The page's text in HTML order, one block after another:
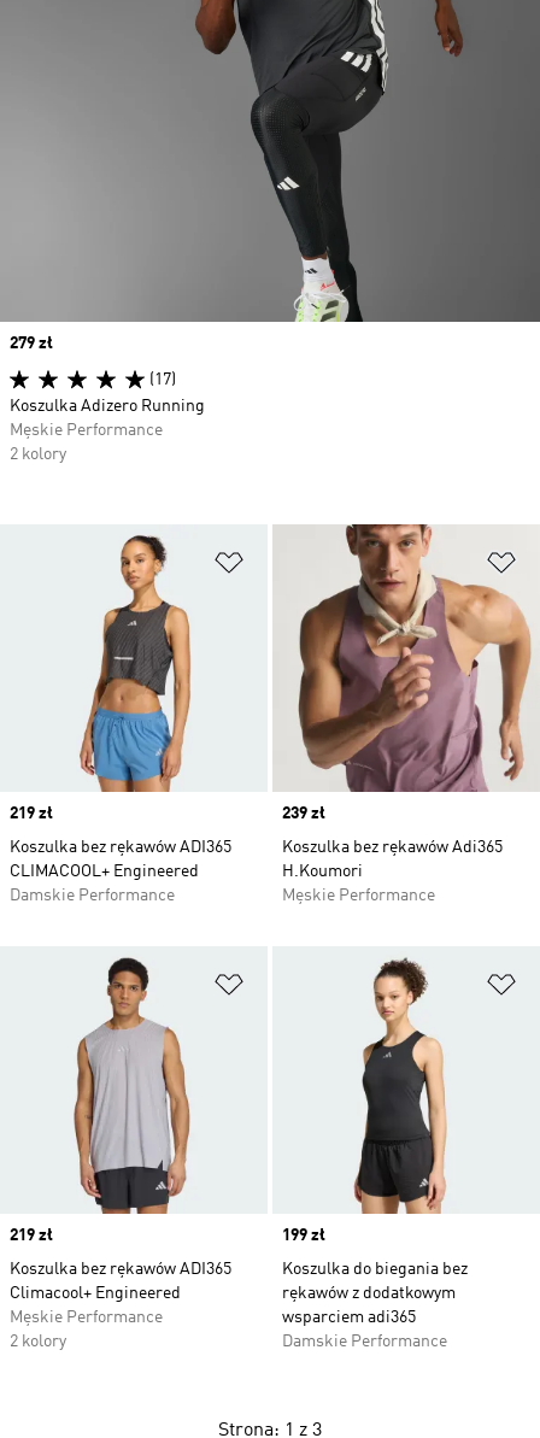
Dodaj do listy życzeń
Price
219 zł
Koszulka bez rękawów ADI365
CLIMACOOL+ Engineered
Damskie Performance
Price
239 zł
Koszulka bez rękawów Adi365
H.Koumori
Męskie Performance
Dodaj do listy życzeń
Price
219 zł
Koszulka bez rękawów ADI365
Climacool+ Engineered
Męskie Performance
2 kolory
Price
199 zł
Koszulka do biegania bez
rękawów z dodatkowym
wsparciem adi365
Damskie Performance
Price
279 zł
(17)
Koszulka Adizero Running
Męskie Performance
2 kolory
Strona: 1 z 3